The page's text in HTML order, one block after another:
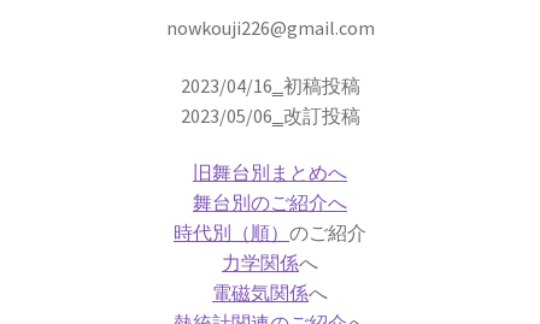
G・オーム
H・アルプレヒト・ベーテ
【星の進化を考え、また原子核反応を考えた】
nowkouji226@gmail.com
2023/04/16‗初稿投稿
2023/05/06‗改訂投稿
旧舞台別まとめへ
舞台別のご紹介へ
時代別（順） のご紹介
力学関係へ
電磁気関係へ